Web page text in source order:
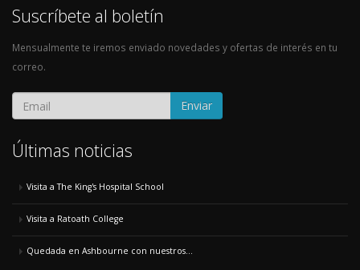
Suscríbete al boletín
Mensualmente te iremos enviado novedades y ofertas de interés en tu
correo.
Enviar
Últimas noticias
Visita a The King's Hospital School
Visita a Ratoath College
Quedada en Ashbourne con nuestros...